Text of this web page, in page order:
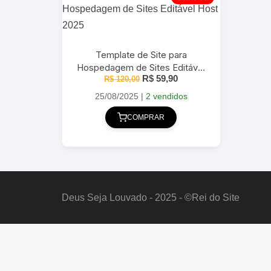
Template de Site para
Hospedagem de Sites Editável
Host 2025
R$120,00 O
original
era:
R$ 120,00.
R$ 59,90O
atual
25/08/2025 | 2 vendidos
COMPRAR
Deus Seja Louvado - 2025 - ©Rei do Site